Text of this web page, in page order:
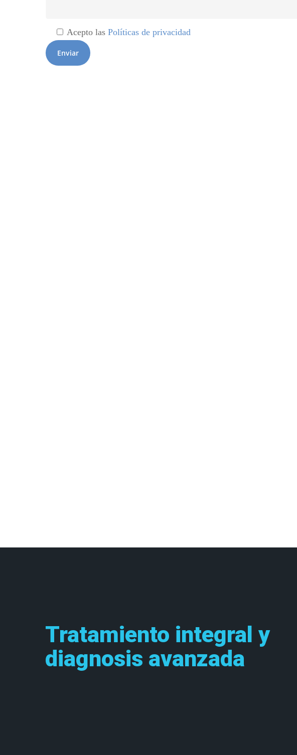
Acepto lasPolíticas de privacidad
Tratamiento integral y
diagnosis avanzada
Learn